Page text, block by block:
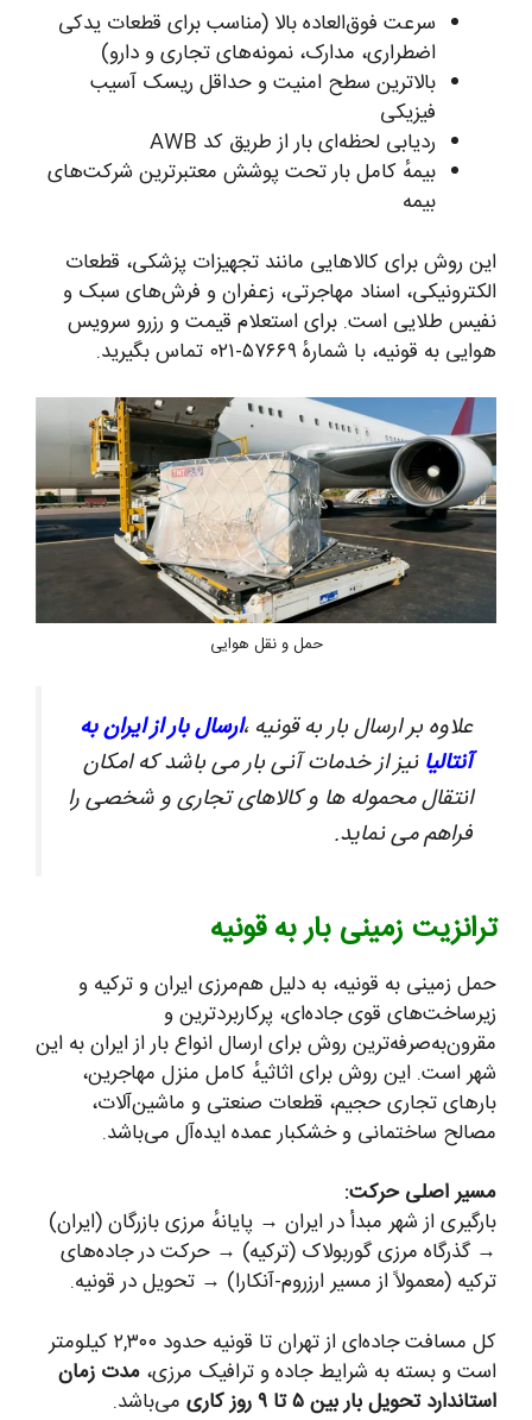
سرعت فوق‌العاده بالا (مناسب برای قطعات یدکی
اضطراری، مدارک، نمونه‌های تجاری و دارو)
بالاترین سطح امنیت و حداقل ریسک آسیب
فیزیکی
ردیابی لحظه‌ای بار از طریق کد AWB
بیمهٔ کامل بار تحت پوشش معتبرترین شرکت‌های
بیمه
این روش برای کالاهایی مانند تجهیزات پزشکی، قطعات
الکترونیکی، اسناد مهاجرتی، زعفران و فرش‌های سبک و
نفیس طلایی است. برای استعلام قیمت و رزرو سرویس
هوایی به قونیه، با شمارهٔ ۵۷۶۶۹-۰۲۱ تماس بگیرید.
حمل و نقل هوایی
علاوه بر ارسال بار به قونیه ،ارسال بار از ایران به
آنتالیا نیز از خدمات آنی بار می باشد که امکان
انتقال محموله ها و کالاهای تجاری و شخصی را
فراهم می نماید.
ترانزیت زمینی بار به قونیه
حمل زمینی به قونیه، به دلیل هم‌مرزی ایران و ترکیه و
زیرساخت‌های قوی جاده‌ای، پرکاربردترین و
مقرون‌به‌صرفه‌ترین روش برای ارسال انواع بار از ایران به این
شهر است. این روش برای اثاثیهٔ کامل منزل مهاجرین،
بارهای تجاری حجیم، قطعات صنعتی و ماشین‌آلات،
مصالح ساختمانی و خشکبار عمده ایده‌آل می‌باشد.
مسیر اصلی حرکت:
بارگیری از شهر مبدأ در ایران → پایانهٔ مرزی بازرگان (ایران)
→ گذرگاه مرزی گوربولاک (ترکیه) → حرکت در جاده‌های
ترکیه (معمولاً از مسیر ارزروم-آنکارا) → تحویل در قونیه.
کل مسافت جاده‌ای از تهران تا قونیه حدود ۲,۳۰۰ کیلومتر
است و بسته به شرایط جاده و ترافیک مرزی، مدت زمان
استاندارد تحویل بار بین ۵ تا ۹ روز کاری
می‌باشد.